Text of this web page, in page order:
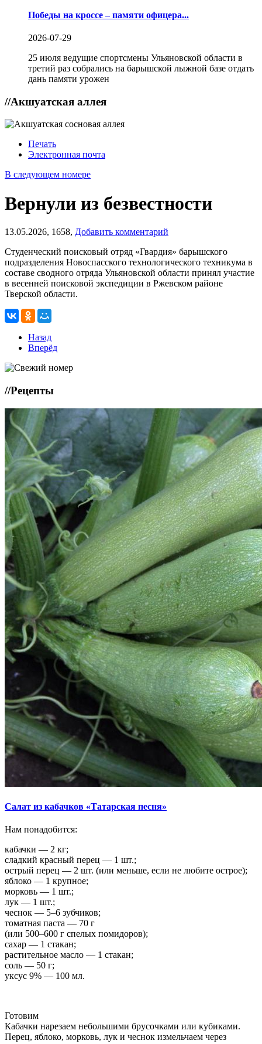
Победы на кроссе – памяти офицера...
2026-07-29
25 июля ведущие спортсмены Ульяновской области в
третий раз собрались на барышской лыжной базе отдать
дань памяти урожен
//Акшуатская аллея
Печать
Электронная почта
В следующем номере
Вернули из безвестности
13.05.2026, 1658, Добавить комментарий
Студенческий поисковый отряд «Гвардия» барышского
подразделения Новоспасского технологического техникума в
составе сводного отряда Ульяновской области принял участие
в весенней поисковой экспедиции в Ржевском районе
Тверской области.
Назад
Вперёд
//Рецепты
Салат из кабачков «Татарская песня»
Нам понадобится:
кабачки — 2 кг;
сладкий красный перец — 1 шт.;
острый перец — 2 шт. (или меньше, если не любите острое);
яблоко — 1 крупное;
морковь — 1 шт.;
лук — 1 шт.;
чеснок — 5–6 зубчиков;
томатная паста — 70 г
(или 500–600 г спелых помидоров);
сахар — 1 стакан;
растительное масло — 1 стакан;
соль — 50 г;
уксус 9% — 100 мл.
Готовим
Кабачки нарезаем небольшими брусочками или кубиками.
Перец, яблоко, морковь, лук и чеснок измельчаем через